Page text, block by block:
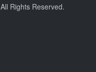
All Rights Reserved.